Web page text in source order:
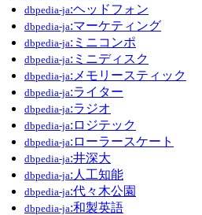
dbpedia-ja:ヘッドフォン
dbpedia-ja:マーケティング
dbpedia-ja:ミニコンポ
dbpedia-ja:ミニディスク
dbpedia-ja:メモリースティック
dbpedia-ja:ライター
dbpedia-ja:ラジオ
dbpedia-ja:ロジテック
dbpedia-ja:ローラースケート
dbpedia-ja:井深大
dbpedia-ja:人工知能
dbpedia-ja:代々木公園
dbpedia-ja:和製英語